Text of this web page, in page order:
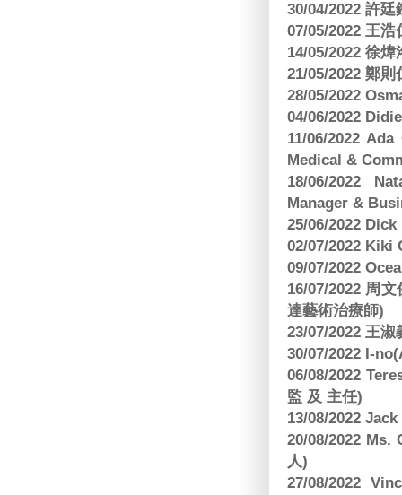
30/04/2022 許
07/05/2022 王
14/05/2022 徐
21/05/2022 鄭
28/05/2022
04/06/2022
11/06/2022
Medical &
18/06/2022
Manager &
25/06/2022
02/07/2022 Kiki
09/07/2022
16/07/2022 周
達藝術治療師)
23/07/2022 王
30/07/2022 I-
06/08/2022
監 及 主任)
13/08/2022
20/08/2022
人)
27/08/2022